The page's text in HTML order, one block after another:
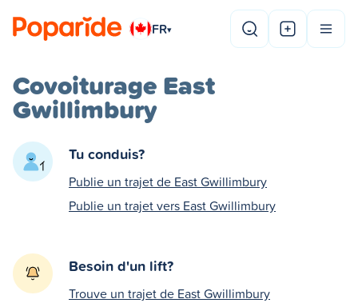
FR▾
Covoiturage East
Gwillimbury
Tu conduis?
Publie un trajet de East Gwillimbury
Publie un trajet vers East Gwillimbury
Besoin d'un lift?
Trouve un trajet de East Gwillimbury